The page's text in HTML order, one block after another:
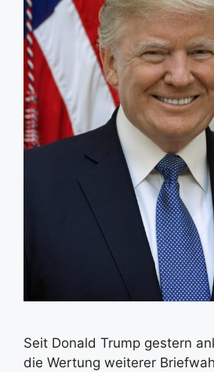
Seit Donald Trump gestern
die Wertung weiterer